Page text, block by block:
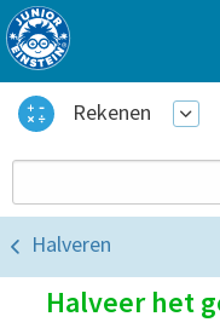
Rekenen
Halveren
Halveer het